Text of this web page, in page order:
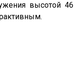
высотой 46